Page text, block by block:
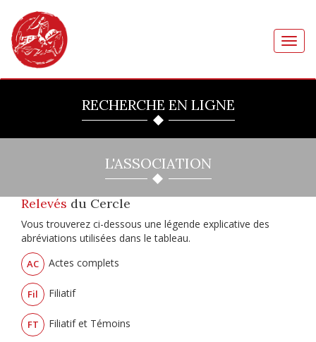
RECHERCHE EN LIGNE
L'ASSOCIATION
Relevés du Cercle
Vous trouverez ci-dessous une légende explicative des
abréviations utilisées dans le tableau.
AC Actes complets
Fil Filiatif
FT Filiatif et Témoins